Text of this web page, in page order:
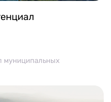
муниципальных